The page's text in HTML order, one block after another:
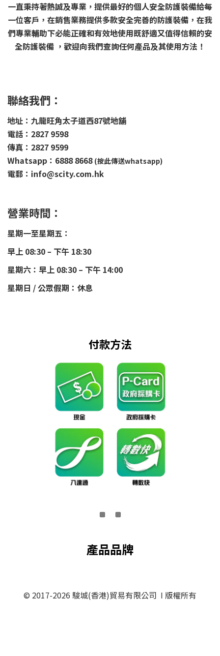
一直秉持著熱誠及專業，提供最好的個人安全防護裝備給每
一位客戶，在銷售業務提供多款安全完善的防護裝備，在我
們專業輔助下必能正確和有效地使用既舒適又值得信賴的安
全防護裝備 ，歡迎向我們查詢任何產品及其使用方法！
聯絡我們：
地址：九龍旺角太子道西87號地舖
電話：2827 9598
傳真：2827 9599
Whatsapp：6888 8668 (按此傳送whatsapp)
電郵：info@scity.com.hk
營業時間：
星期一至星期五：
早上 08:30 – 下午 18:30
星期六：早上 08:30 – 下午 14:00
星期日 / 公眾假期：休息
付款方法
產品品牌
© 2017-2026 駿城(香港)貿易有限公司 I 版權所有